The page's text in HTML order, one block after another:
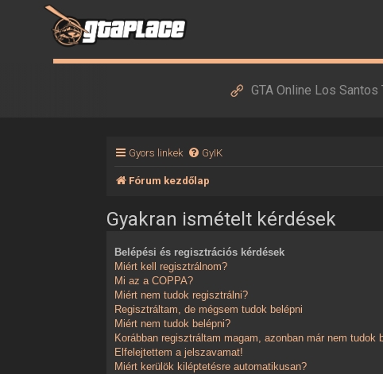
GTA Online Los Santos
Gyors linkek GyIK
Fórum kezdőlap
Gyakran ismételt kérdések
Belépési és regisztrációs kérdések
Miért kell regisztrálnom?
Mi az a COPPA?
Miért nem tudok regisztrálni?
Regisztráltam, de mégsem tudok belépni
Miért nem tudok belépni?
Korábban regisztráltam magam, azonban már nem tudok
Elfelejtettem a jelszavamat!
Miért kerülök kiléptetésre automatikusan?